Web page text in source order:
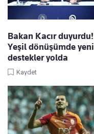
Bakan Kacır duyurdu!
Yeşil dönüşümde yeni
destekler yolda
Kaydet